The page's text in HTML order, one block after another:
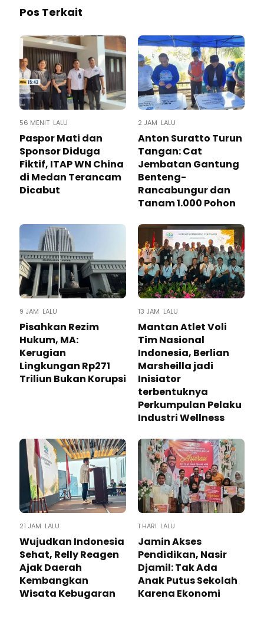
Pos Terkait
56 MENIT LALU
Paspor Mati dan
Sponsor Diduga
Fiktif, ITAP WN China
di Medan Terancam
Dicabut
2 JAM LALU
Anton Suratto Turun
Tangan: Cat
Jembatan Gantung
Benteng-
Rancabungur dan
Tanam 1.000 Pohon
9 JAM LALU
Pisahkan Rezim
Hukum, MA:
Kerugian
Lingkungan Rp271
Triliun Bukan Korupsi
13 JAM LALU
Mantan Atlet Voli
Tim Nasional
Indonesia, Berlian
Marsheilla jadi
Inisiator
terbentuknya
Perkumpulan Pelaku
Industri Wellness
21 JAM LALU
Wujudkan Indonesia
Sehat, Relly Reagen
Ajak Daerah
Kembangkan
Wisata Kebugaran
1 HARI LALU
Jamin Akses
Pendidikan, Nasir
Djamil: Tak Ada
Anak Putus Sekolah
Karena Ekonomi